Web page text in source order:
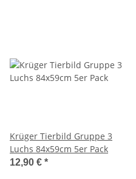
Krüger Tierbild Gruppe 3
Luchs 84x59cm 5er Pack
12,90 € *